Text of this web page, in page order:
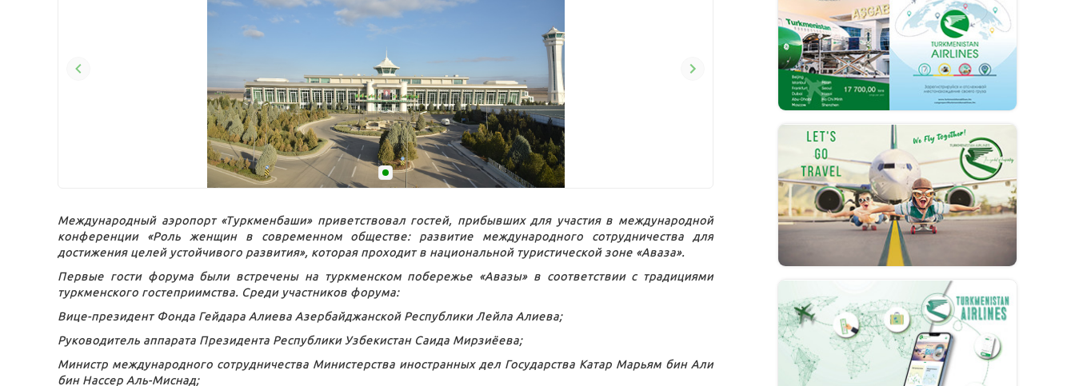
Международный аэропорт «Туркменбаши» приветствовал гостей, прибывших для участия в международной
конференции «Роль женщин в современном обществе: развитие международного сотрудничества для
достижения целей устойчивого развития», которая проходит в национальной туристической зоне «Аваза».
Первые гости форума были встречены на туркменском побережье «Авазы» в соответствии с традициями
туркменского гостеприимства. Среди участников форума:
Вице-президент Фонда Гейдара Алиева Азербайджанской Республики Лейла Алиева;
Руководитель аппарата Президента Республики Узбекистан Саида Мирзиёева;
Министр международного сотрудничества Министерства иностранных дел Государства Катар Марьям бин Али
бин Нассер Аль-Миснад;